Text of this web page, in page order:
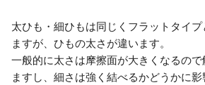
太ひも・細ひもは同じくフラットタイ
ますが、ひもの太さが違います。
一般的に太さは摩擦面が大きくなるの
ますし、細さは強く結べるかどうかに影